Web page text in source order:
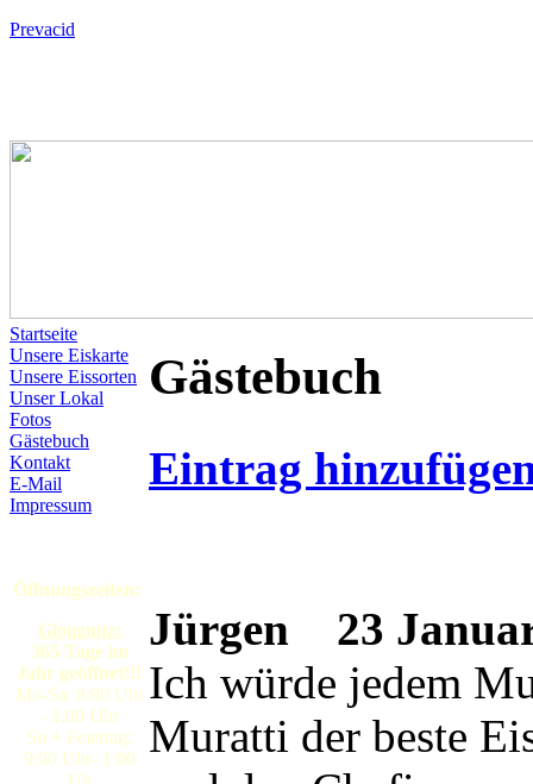
Prevacid
Startseite
Unsere Eiskarte
Unsere Eissorten
Unser Lokal
Fotos
Gästebuch
Kontakt
E-Mail
Impressum
Öffnungszeiten:
Gloggnitz:
365 Tage im
Jahr geöffnet!!!
Mo-Sa: 8:00 Uhr
- 1:00 Uhr
So + Feiertag:
9:00 Uhr- 1:00
Uh
Gästebuch
Eintrag
Jürgen
23
Ich würde jedem
Muratti der beste